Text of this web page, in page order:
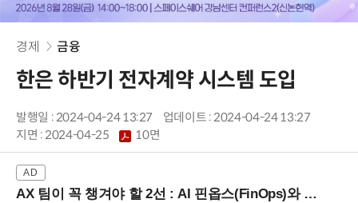
경제 금융
한은 하반기 전자계약 시스템 도입
발행일 : 2024-04-24 13:27
업데이트 : 2024-04-24 13:27
지면 :2024-04-25 10면
AX 팀이 꼭 챙겨야 할 2선 : AI 핀옵스(FinOps)와 토큰 거버넌스 (8/21 잠실역)